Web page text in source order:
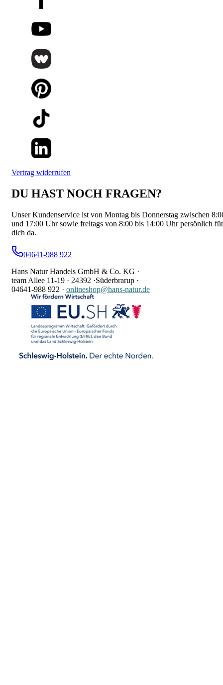
Vertrag widerrufen
DU HAST NOCH FRAGEN?
Unser Kundenservice ist von Montag bis Donnerstag zwischen
und 17:00 Uhr sowie freitags von 8:00 bis 14:00 Uhr persönlich für
dich da.
04641-988 922
Hans Natur Handels GmbH & Co. KG ·
team Allee 11-19 · 24392 ·Süderbrarup ·
04641-988 922 · onlineshop@hans-natur.de